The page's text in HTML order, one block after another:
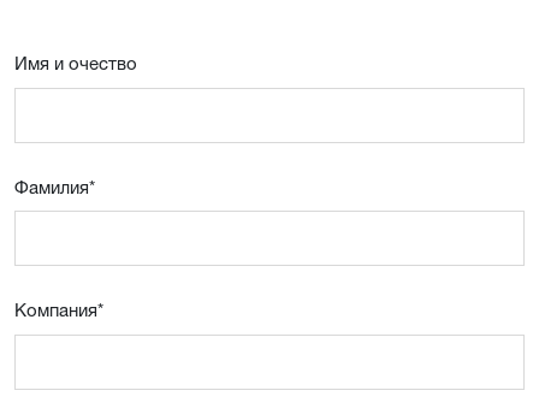
Имя и очествo
Фамилия*
Компания*